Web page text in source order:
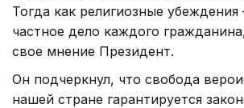
Тогда как религиозные
частное дело каждого
свое мнение Президент.
Он подчеркнул, что свобода
нашей стране гарантируется